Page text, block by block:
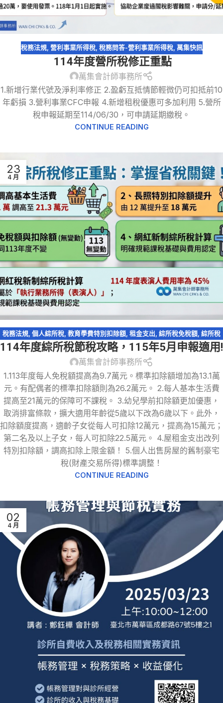
稅務法規, 營利事業所得稅, 稅務問答-營利事業所得稅, 萬集快訊
114年度營所稅修正重點
萬集會計師事務所
1.新增行業代號及淨利率修正 2.盈虧互抵情節輕微仍可扣抵前10
年虧損 3.營利事業CFC申報 4.新增租稅優惠可多加利用 5.營所
稅申報延期至114/06/30，可申請延期繳稅。
CONTINUE READING
23
4 月
稅務法規 個人綜所稅 教育學費特別扣除額 租金支出 綜所稅免稅額 綜所稅
身心障礙扣除額,萬集快訊,薪資所得特別扣除額 輕鬆節稅,輕鬆節稅-綜所稅
114年度綜所稅節稅攻略，115年5月申報適用!
萬集會計師事務所
1.113年度每人免稅額提高為9.7萬元。標準扣除額增加為13.1萬
元。有配偶者的標準扣除額則為26.2萬元。 2.每人基本生活費
提高至21萬元的保障可不課稅。 3.幼兒學前扣除額更加優惠，
取消排富條款，擴大適用年齡從5歲以下改為6歲以下。此外，
扣除額度提高，適齡子女從每人可扣除12萬元，提高為15萬元；
第二名及以上子女，每人可扣除22.5萬元。 4.屋租金支出改列
特別扣除額，調高扣除上限金額！ 5.個人出售房屋的舊制豪宅
稅(財產交易所得)標準調整！
CONTINUE READING
02
4 月